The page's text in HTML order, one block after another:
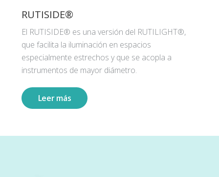
RUTISIDE®
El RUTISIDE® es una versión del RUTILIGHT®,
que facilita la iluminación en espacios
especialmente estrechos y que se acopla a
instrumentos de mayor diámetro.
Leer más